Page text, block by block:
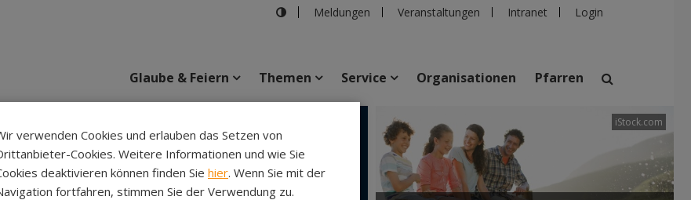
Meldungen Veranstaltungen Intranet Login
Veranstaltungen Personen Pfarren Einrichtungen
Glaube & Feiern Themen Service Organisationen Pfarren
iStock.com
verwenden Cookies und erlauben das Setzen von
Cookies. Weitere Informationen und wie Sie
deaktivieren können finden Sie hier. Wenn Sie mit der
fortfahren, stimmen Sie der Verwendung zu.